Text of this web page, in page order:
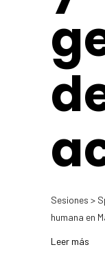
Sesiones >
humana en
Leer más